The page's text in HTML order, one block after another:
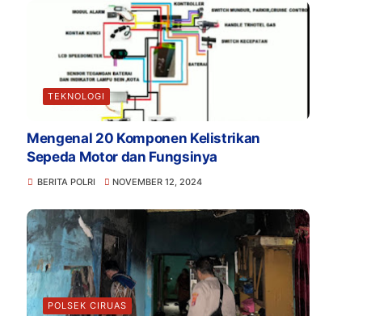
TEKNOLOGI
Mengenal 20 Komponen Kelistrikan
Sepeda Motor dan Fungsinya
BERITA POLRI NOVEMBER 12, 2024
POLSEK CIRUAS